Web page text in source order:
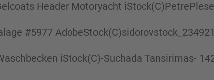
Header Motoryacht
#5977
iStock(C)-Suchada Tansirimas-